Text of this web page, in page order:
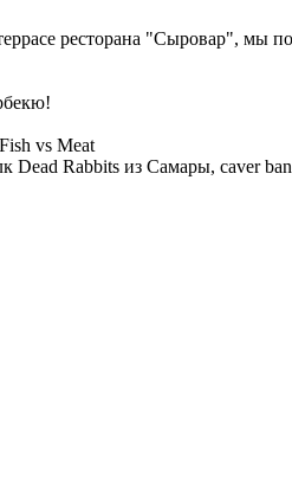
ресторана "Сыровар", мы
vs Meat
Dead Rabbits из Самары, сaver